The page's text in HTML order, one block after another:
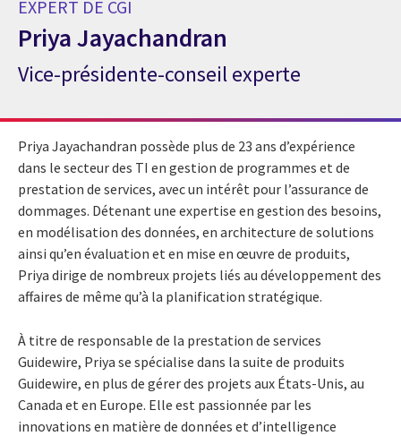
EXPERT DE CGI
Priya Jayachandran
Expert de CGI Priya Jayachandran
Vice-présidente-conseil experte
Priya Jayachandran possède plus de 23 ans d’expérience
dans le secteur des TI en gestion de programmes et de
prestation de services, avec un intérêt pour l’assurance de
dommages. Détenant une expertise en gestion des besoins,
en modélisation des données, en architecture de solutions
ainsi qu’en évaluation et en mise en œuvre de produits,
Priya dirige de nombreux projets liés au développement des
affaires de même qu’à la planification stratégique.
À titre de responsable de la prestation de services
Guidewire, Priya se spécialise dans la suite de produits
Guidewire, en plus de gérer des projets aux États-Unis, au
Canada et en Europe. Elle est passionnée par les
innovations en matière de données et d’intelligence